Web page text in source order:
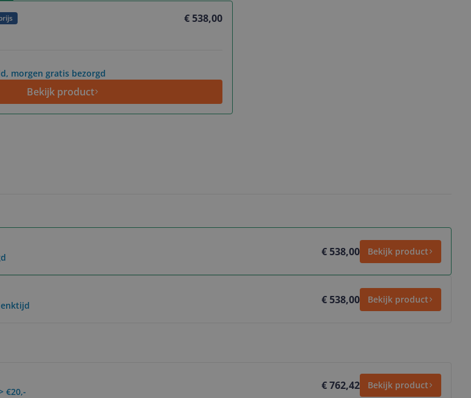
€ 538,00
morgen gratis bezorgd
Bekijk product
€ 538,00 Bekijk product
€ 538,00 Bekijk product
€20,- € 762,42 Bekijk product